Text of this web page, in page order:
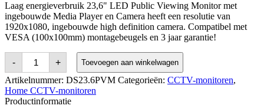
Laag energieverbruik 23,6" LED Public Viewing Monitor met
ingebouwde Media Player en Camera heeft een resolutie van
1920x1080, ingebouwde high definition camera. Compatibel met
VESA (100x100mm) montagebeugels en 3 jaar garantie!
-
23.6"
LED
Public
Viewing
Monitor,
Built
+ Toevoegen aan winkelwagen
Artikelnummer: DS23.6PVM Categorieën: CCTV-monitoren,
Home CCTV-monitoren
Productinformatie